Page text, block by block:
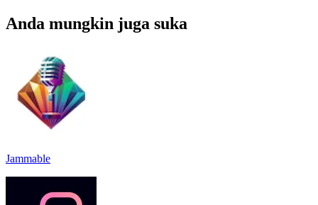
Anda mungkin juga suka
Jammable